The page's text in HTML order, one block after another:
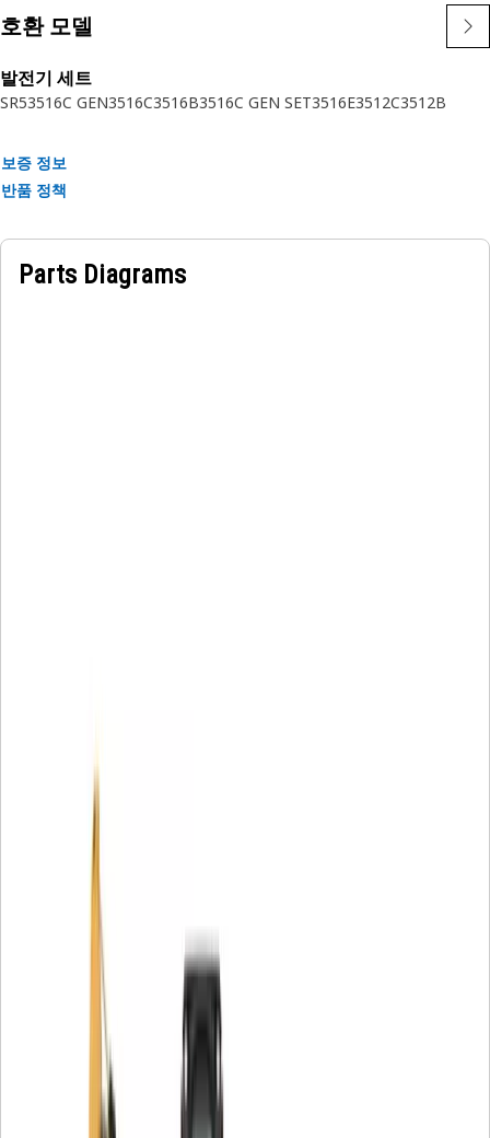
• 우측 헬릭스
• 테이퍼형 내부 직경
• 내부 게이지 직경: 70mm(2.76in)
• 외부 직경: 246mm(9.70in)
작업:
Cat 기어는 모든 구동 트레인 부품이 하나의 계통으로 함께 작동
는 소유자 매뉴얼을 참조하거나 현지 Cat 지점으로 문의하십시
호환 모델
발전기 세트
SR53516C GEN3516C3516B3516C GEN SET3516E3512C3512B
보증 정보
반품 정책
Parts Diagrams